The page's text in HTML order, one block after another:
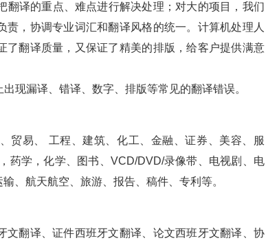
译的重点、难点进行解决处理；对大的项目，我们
，协调专业词汇和翻译风格的统一。计算机处理人
了翻译质量，又保证了精美的排版，给客户提供满意
现漏译、错译、数字、排版等常见的翻译错误。
贸易、 工程、建筑、化工、金融、证券、美容、服
药学，化学、图书、VCD/DVD/录像带、电视剧、电
、航天航空、旅游、报告、稿件、专利等。
翻译、证件西班牙文翻译、论文西班牙文翻译、协